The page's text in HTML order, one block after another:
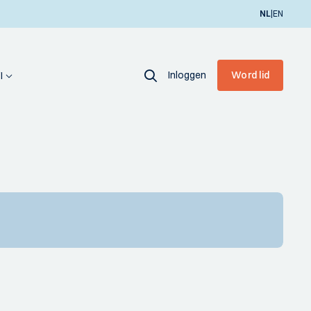
NL|EN
Inloggen Word lid